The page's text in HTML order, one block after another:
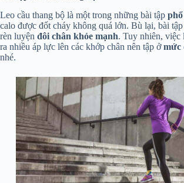
Leo cầu thang bộ là một trong những bài tập
calo được đốt cháy không quá lớn. Bù lại, bài
rèn luyện đôi chân khỏe mạnh. Tuy nhiên, việc
ra nhiều áp lực lên các khớp chân nên tập ởmức
nhé.